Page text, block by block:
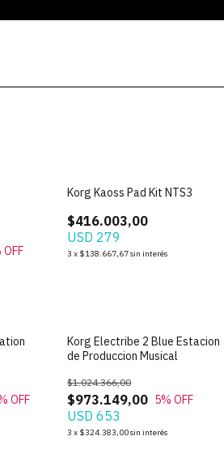
OFF
Korg Kaoss Pad Kit NTS3
$416.003,00
USD 279
3 x $138.667,67sin interés
OFF
Korg Electribe 2 Blue Estacion
de Produccion Musical
$973.149,00
$1.024.366,00
5% OFF
USD 653
3 x $324.383,00sin interés